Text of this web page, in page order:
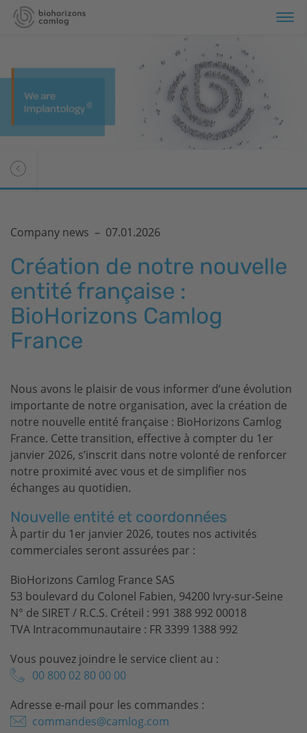
Company news – 07.01.2026
Création de notre nouvelle
entité française :
BioHorizons Camlog
France
Nous avons le plaisir de vous informer d’une évolution
importante de notre organisation, avec la création de
notre nouvelle entité française : BioHorizons Camlog
France. Cette transition, effective à compter du 1er
janvier 2026, s’inscrit dans notre volonté de renforcer
notre proximité avec vous et de simplifier nos
échanges au quotidien.
Nouvelle entité et coordonnées
À partir du 1er janvier 2026, toutes nos activités
commerciales seront assurées par :
BioHorizons Camlog France SAS
53 boulevard du Colonel Fabien, 94200 Ivry-sur-Seine
N° de SIRET / R.C.S. Créteil : 991 388 992 00018
TVA Intracommunautaire : FR 3399 1388 992
Vous pouvez joindre le service client au :
00 800 02 80 00 00
Adresse e-mail pour les commandes :
commandes@camlog.com